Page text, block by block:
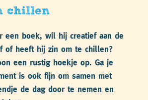
chillen
een boek, wil hij creatief aan de
of heeft hij zin om te chillen?
een rustig hoekje op. Ga je
is ook fijn om samen met
de dag door te nemen en